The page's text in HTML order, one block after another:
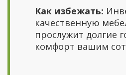
Как избежать:
качественную
прослужит долгие
комфорт вашим